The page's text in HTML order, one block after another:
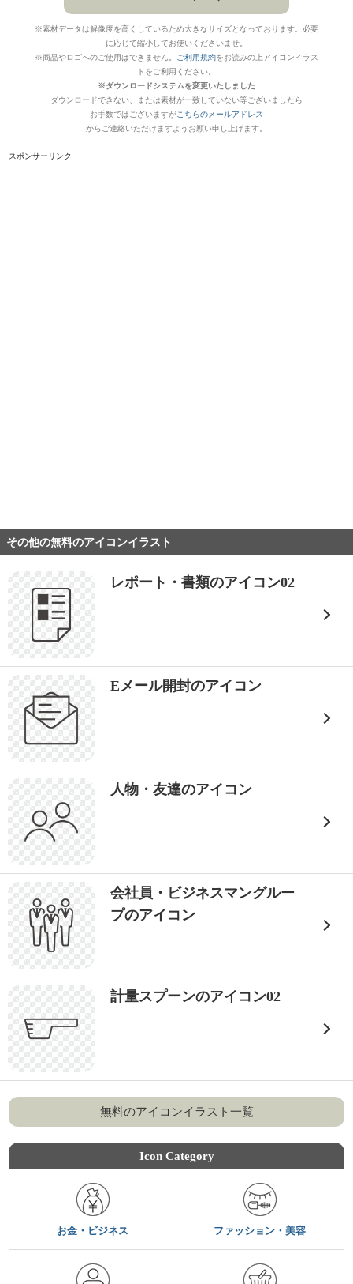
※素材データは解像度を高くしているため大きなサイズとなっております。必要
に応じて縮小してお使いくださいませ。
※商品やロゴへのご使用はできません。
ご利用規約をお読みの上アイコンイラス
トをご利用ください。
※ダウンロードシステムを変更いたしました
ダウンロードできない、または素材が一致していない等ございましたら
お手数ではございますがこちらのメールアドレス
からご連絡いただけますようお願い申し上げます。
スポンサーリンク
その他の無料のアイコンイラスト
レポート・書類のアイコン02
Eメール開封のアイコン
人物・友達のアイコン
会社員・ビジネスマングルー
プのアイコン
計量スプーンのアイコン02
無料のアイコンイラスト一覧
Icon Category
お金・ビジネス ファッション・美容